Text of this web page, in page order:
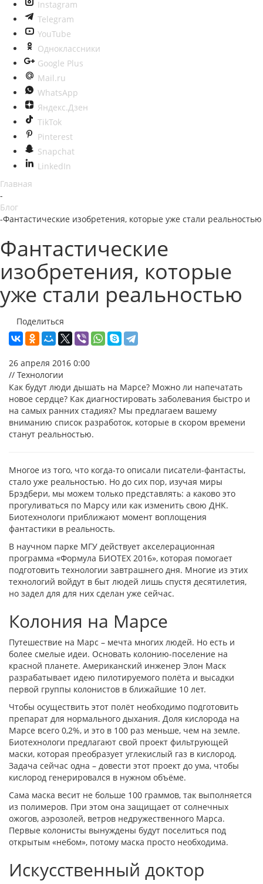
Instagram
Telegram
YouTube
Одноклассники
Google Plus
Mail.ru
WhatsApp
Яндекс.Дзен
TikTok
Pinterest
Snapchat
LinkedIn
Главная
-
Блог
-Фантастические изобретения, которые уже стали реальностью
Фантастические
изобретения, которые
уже стали реальностью
Поделиться
26 апреля 2016 0:00
// Технологии
Как будут люди дышать на Марсе? Можно ли напечатать
новое сердце? Как диагностировать заболевания быстро и
на самых ранних стадиях? Мы предлагаем вашему
вниманию список разработок, которые в скором времени
станут реальностью.
Многое из того, что когда-то описали писатели-фантасты,
стало уже реальностью. Но до сих пор, изучая миры
Брэдбери, мы можем только представлять: а каково это
прогуливаться по Марсу или как изменить свою ДНК.
Биотехнологи приближают момент воплощения
фантастики в реальность.
В научном парке МГУ действует акселерационная
программа «Формула БИОТЕХ 2016», которая помогает
подготовить технологии завтрашнего дня. Многие из этих
технологий войдут в быт людей лишь спустя десятилетия,
но задел для для них сделан уже сейчас.
Колония на Марсе
Путешествие на Марс – мечта многих людей. Но есть и
более смелые идеи. Основать колонию-поселение на
красной планете. Американский инженер Элон Маск
разрабатывает идею пилотируемого полёта и высадки
первой группы колонистов в ближайшие 10 лет.
Чтобы осуществить этот полёт необходимо подготовить
препарат для нормального дыхания. Доля кислорода на
Марсе всего 0,2%, и это в 100 раз меньше, чем на земле.
Биотехнологи предлагают свой проект фильтрующей
маски, которая преобразует углекислый газ в кислород.
Задача сейчас одна – довести этот проект до ума, чтобы
кислород генерировался в нужном объёме.
Сама маска весит не больше 100 граммов, так выполняется
из полимеров. При этом она защищает от солнечных
ожогов, аэрозолей, ветров недружественного Марса.
Первые колонисты вынуждены будут поселиться под
открытым «небом», потому маска просто необходима.
Искусственный доктор